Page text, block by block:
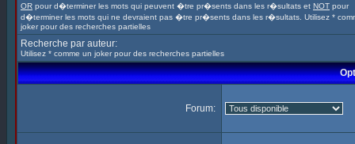
OR pour d�terminer les mots qui peuvent �tre pr�sents dans les r�sultats et NOT pour
d�terminer les mots qui ne devraient pas �tre pr�sents dans les r�sultats. Utilisez *
joker pour des recherches partielles
Recherche par auteur:
Utilisez * comme un joker pour des recherches partielles
Forum: